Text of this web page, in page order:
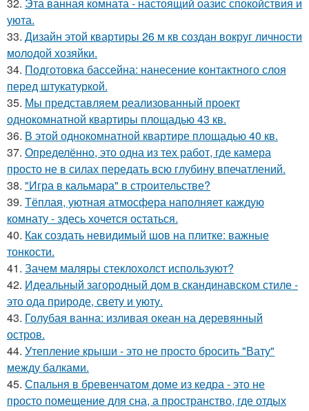
уюта.
33. Дизайн этой квартиры 26 м кв создан вокруг личности
молодой хозяйки.
34. Подготовка бассейна: нанесение контактного слоя
перед штукатуркой.
35. Мы представляем реализованный проект
однокомнатной квартиры площадью 43 кв.
36. В этой однокомнатной квартире площадью 40 кв.
37. Определённо, это одна из тех работ, где камера
просто не в силах передать всю глубину впечатлений.
38. "Игра в кальмара" в строительстве?
39. Тёплая, уютная атмосфера наполняет каждую
комнату - здесь хочется остаться.
40. Как создать невидимый шов на плитке: важные
тонкости.
41. Зачем маляры стеклохолст используют?
42. Идеальный загородный дом в скандинавском стиле -
это ода природе, свету и уюту.
43. Голубая ванна: изливая океан на деревянный
остров.
44. Утепление крыши - это не просто бросить "Вату"
между балками.
45. Спальня в бревенчатом доме из кедра - это не
просто помещение для сна, а пространство, где отдых